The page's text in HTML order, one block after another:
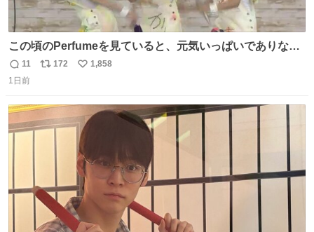
この頃のPerfumeを見ていると、元気いっぱいでありなが
ら決して感情に任せすぎることなく、しっかりと制御され
たダンスであることに新鮮に驚く。3人のあげた足の向き
こから積み重ねてきた努力や練習量が見て取れる…
返
信
11
リ
数
172
い
数
1,858
1日前